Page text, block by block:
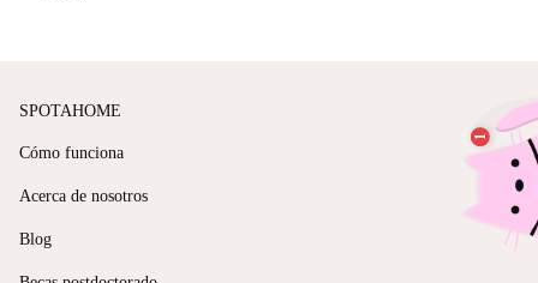
SPOTAHOME
Cómo funciona
Acerca de nosotros
Blog